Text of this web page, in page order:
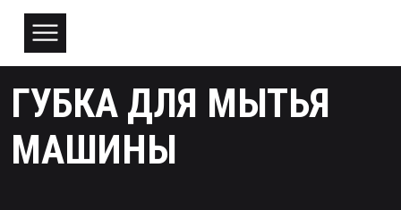
ГУБКА ДЛЯ МЫТЬЯ
МАШИНЫ